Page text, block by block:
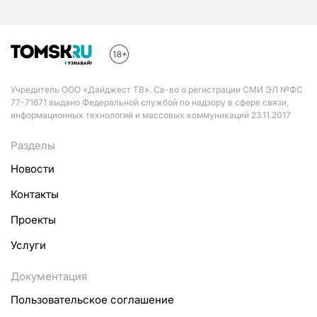
Учредитель ООО «Дайджест ТВ». Св-во о регистрации СМИ ЭЛ №ФС
77-71671 выдано Федеральной службой по надзору в сфере связи,
информационных технологий и массовых коммуникаций 23.11.2017
Разделы
Новости
Контакты
Проекты
Услуги
Документация
Пользовательское соглашение